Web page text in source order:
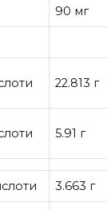
90 мг
22.813 г
5.91 г
3.663 г